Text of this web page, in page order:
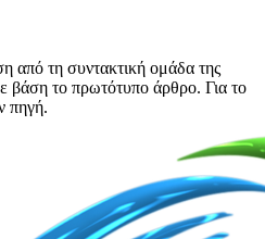
από τη συντακτική ομάδα της
το πρωτότυπο άρθρο. Για το
πηγή.